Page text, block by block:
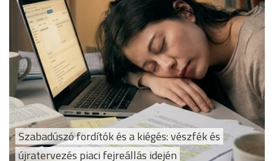
Szabadúszó fordítók és a kiégés: vészfék és
újratervezés piaci fejreállás idején